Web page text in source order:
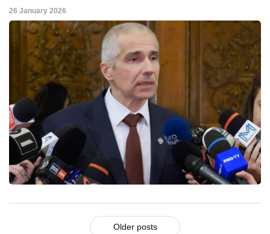
26 January 2026
Older posts